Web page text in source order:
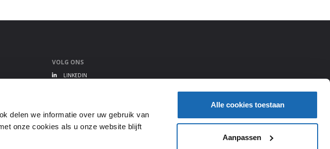
delen we informatie over uw gebruik van
onze cookies als u onze website blijft
Alle cookies toestaan
Aanpassen
VOLG ONS
LINKEDIN